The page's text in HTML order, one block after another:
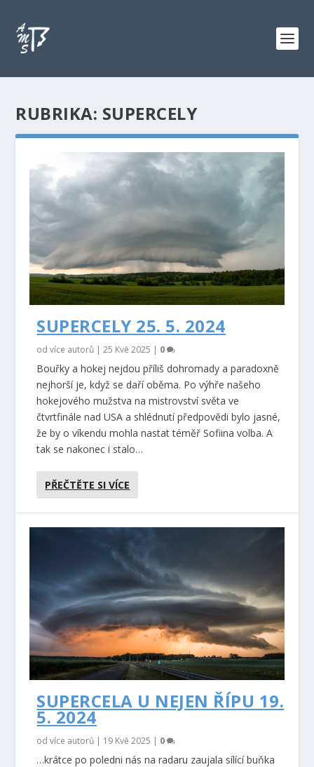
RUBRIKA: SUPERCELY
SUPERCELY 25. 5. 2024
od více autorů |25 Kvě 2025 | 0
Bouřky a hokej nejdou příliš dohromady a paradoxně
nejhorší je, když se daří oběma. Po výhře našeho
hokejového mužstva na mistrovství světa ve
čtvrtfinále nad USA a shlédnutí předpovědi bylo jasné,
že by o víkendu mohla nastat téměř Sofiina volba. A
tak se nakonec i stalo…
PŘEČTĚTE SI VÍCE
SUPERCELA U NEJEN ŘÍPU 19.
5. 2024
od více autorů | 19 Kvě 2025 | 0
…krátce po poledni nás na radaru zaujala sílící buňka